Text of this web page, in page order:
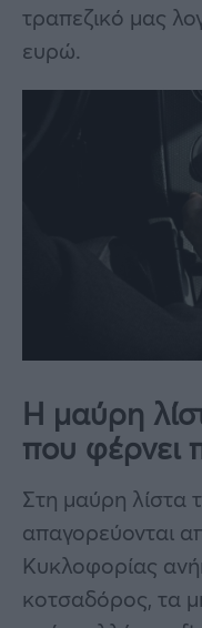
τραπεζικό μας
ευρώ.
Η μαύρη
που φέρνει
Στη μαύρη λίστα
απαγορεύονται
Κυκλοφορίας
κοτσαδόρος, τα